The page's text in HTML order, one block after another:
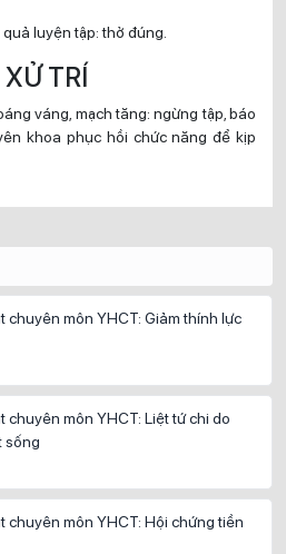
chuyên môn YHCT: Giảm thính lực
chuyên môn YHCT: Liệt tứ chi do
sống
chuyên môn YHCT: Hội chứng tiền
luyện tập: thở đúng.
XỬ TRÍ
váng, mạch tăng: ngừng tập, báo
khoa phục hồi chức năng để kịp